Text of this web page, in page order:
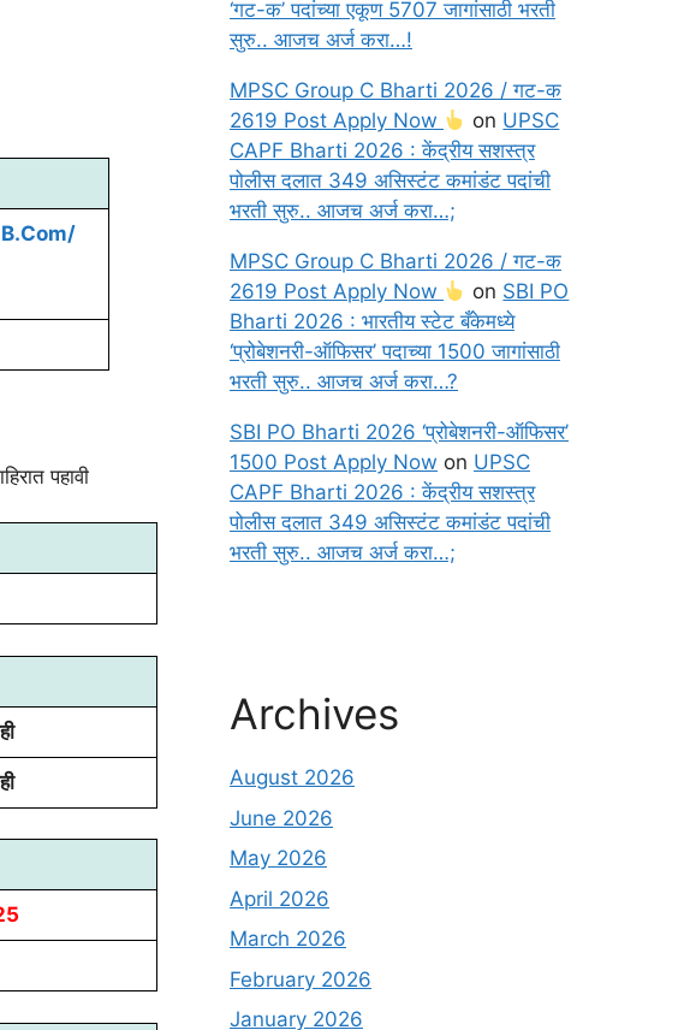
B.Com/
पहावी
‘गट-क’ पदांच्या एकूण 5707 जागांसाठी भरती
सुरु.. आजच अर्ज करा…!
MPSC Group C Bharti 2026 / गट-क
2619 Post Apply Now
on UPSC
CAPF Bharti 2026 : केंद्रीय सशस्त्र
पोलीस दलात 349 असिस्टंट कमांडंट पदांची
भरती सुरु.. आजच अर्ज करा…;
MPSC Group C Bharti 2026 / गट-क
2619 Post Apply Now
on SBI PO
Bharti 2026 : भारतीय स्टेट बँकेमध्ये
‘प्रोबेशनरी-ऑफिसर’ पदाच्या 1500 जागांसाठी
भरती सुरु.. आजच अर्ज करा…?
SBI PO Bharti 2026 ‘प्रोबेशनरी-ऑफिसर’
1500 Post Apply Now on UPSC
CAPF Bharti 2026 : केंद्रीय सशस्त्र
पोलीस दलात 349 असिस्टंट कमांडंट पदांची
भरती सुरु.. आजच अर्ज करा…;
Archives
August 2026
June 2026
May 2026
April 2026
March 2026
February 2026
January 2026